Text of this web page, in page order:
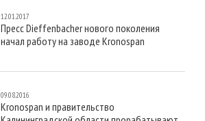
12.01.2017
Пресс Dieffenbacher нового поколения
начал работу на заводе Kronospan
09.08.2016
Kronospan и правительство